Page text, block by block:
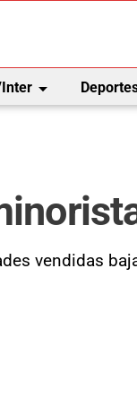
arrow_drop_down
vendidas